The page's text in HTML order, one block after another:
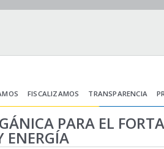
FISCALIZAMOS TRANSPARENCIA
PARA EL
ENERGÍA